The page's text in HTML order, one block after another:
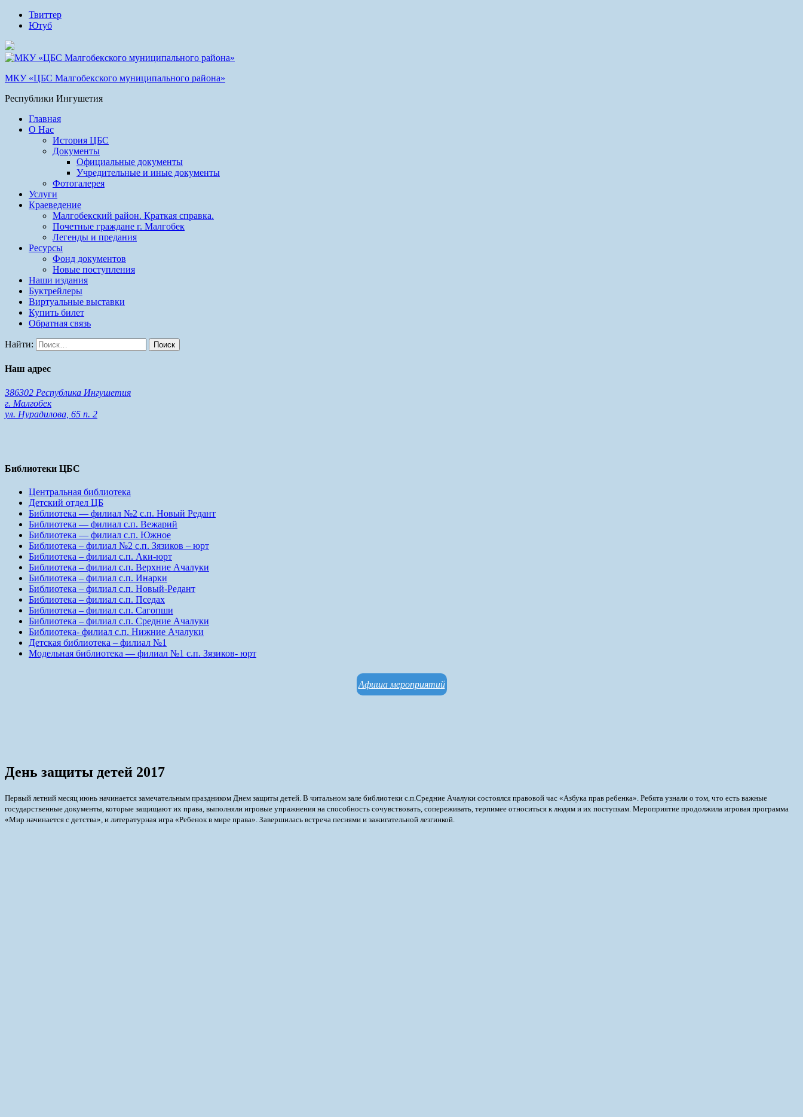
Твиттер
Ютуб
МКУ «ЦБС Малгобекского муниципального района»
Республики Ингушетия
Главная
О Нас
История ЦБС
Документы
Официальные документы
Учредительные и иные документы
Фотогалерея
Услуги
Краеведение
Малгобекский район. Краткая справка.
Почетные граждане г. Малгобек
Легенды и предания
Ресурсы
Фонд документов
Новые поступления
Наши издания
Буктрейлеры
Виртуальные выставки
Купить билет
Обратная связь
Найти:
Наш адрес
386302 Республика Ингушетия
г. Малгобек
ул. Нурадилова, 65 п. 2
Библиотеки ЦБС
Центральная библиотека
Детский отдел ЦБ
Библиотека — филиал №2 с.п. Новый Редант
Библиотека — филиал с.п. Вежарий
Библиотека — филиал с.п. Южное
Библиотека – филиал №2 с.п. Зязиков – юрт
Библиотека – филиал с.п. Аки-юрт
Библиотека – филиал с.п. Верхние Ачалуки
Библиотека – филиал с.п. Инарки
Библиотека – филиал с.п. Новый-Редант
Библиотека – филиал с.п. Пседах
Библиотека – филиал с.п. Сагопши
Библиотека – филиал с.п. Средние Ачалуки
Библиотека- филиал с.п. Нижние Ачалуки
Детская библиотека – филиал №1
Модельная библиотека — филиал №1 с.п. Зязиков- юрт
Афиша мероприятий
День защиты детей 2017
Первый летний месяц июнь начинается замечательным праздником Днем защиты детей. В читальном зале библиотеки с.п.Средние Ачалуки состоялся правовой час «Азбука прав ребенка». Ребята узнали о том, что есть важные
государственные документы, которые защищают их права, выполняли игровые упражнения на способность сочувствовать, сопереживать, терпимее относиться к людям и их поступкам. Мероприятие продолжила игровая программа
«Мир начинается с детства», и литературная игра «Ребенок в мире права». Завершилась встреча песнями и зажигательной лезгинкой.